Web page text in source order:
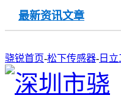
最新资讯文章
骁锐首页-松下传感器- 日